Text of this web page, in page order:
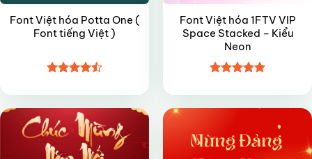
Font Việt hóa Potta One (
Font tiếng Việt )
hạng4.5
5 sao
Font Việt hóa 1FTV VIP
Space Stacked – Kiểu
Neon
hạng55
sao